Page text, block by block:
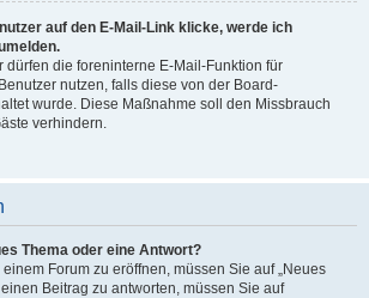
auf den E-Mail-Link klicke, werde ich
dürfen die foreninterne E-Mail-Funktion für
nutzen, falls diese von der Board-
wurde. Diese Maßnahme soll den Missbrauch
verhindern.
Thema oder eine Antwort?
Forum zu eröffnen, müssen Sie auf „Neues
Beitrag zu antworten, müssen Sie auf